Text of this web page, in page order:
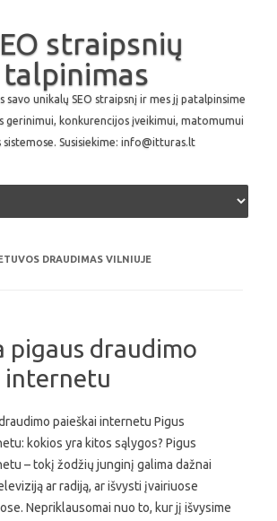
straipsnių
talpinimas
savo unikalų SEO straipsnį ir mes jį patalpinsime
gerinimui, konkurencijos įveikimui, matomumui
sistemose. Susisiekime: info@itturas.lt
Skip to content
DRAUDIMAS VILNIUJE
pigaus draudimo
internetu
paieškai internetu Pigus
kokios yra kitos sąlygos? Pigus
– tokį žodžių junginį galima dažnai
ar radiją, ar išvysti įvairiuose
Nepriklausomai nuo to, kur jį išvysime